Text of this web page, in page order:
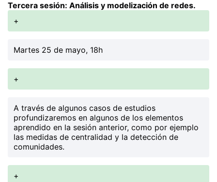
Tercera sesión: Análisis y modelización de redes.
+
Martes 25 de mayo, 18h
+
A través de algunos casos de estudios
profundizaremos en algunos de los elementos
aprendido en la sesión anterior, como por ejemplo
las medidas de centralidad y la detección de
comunidades.
+